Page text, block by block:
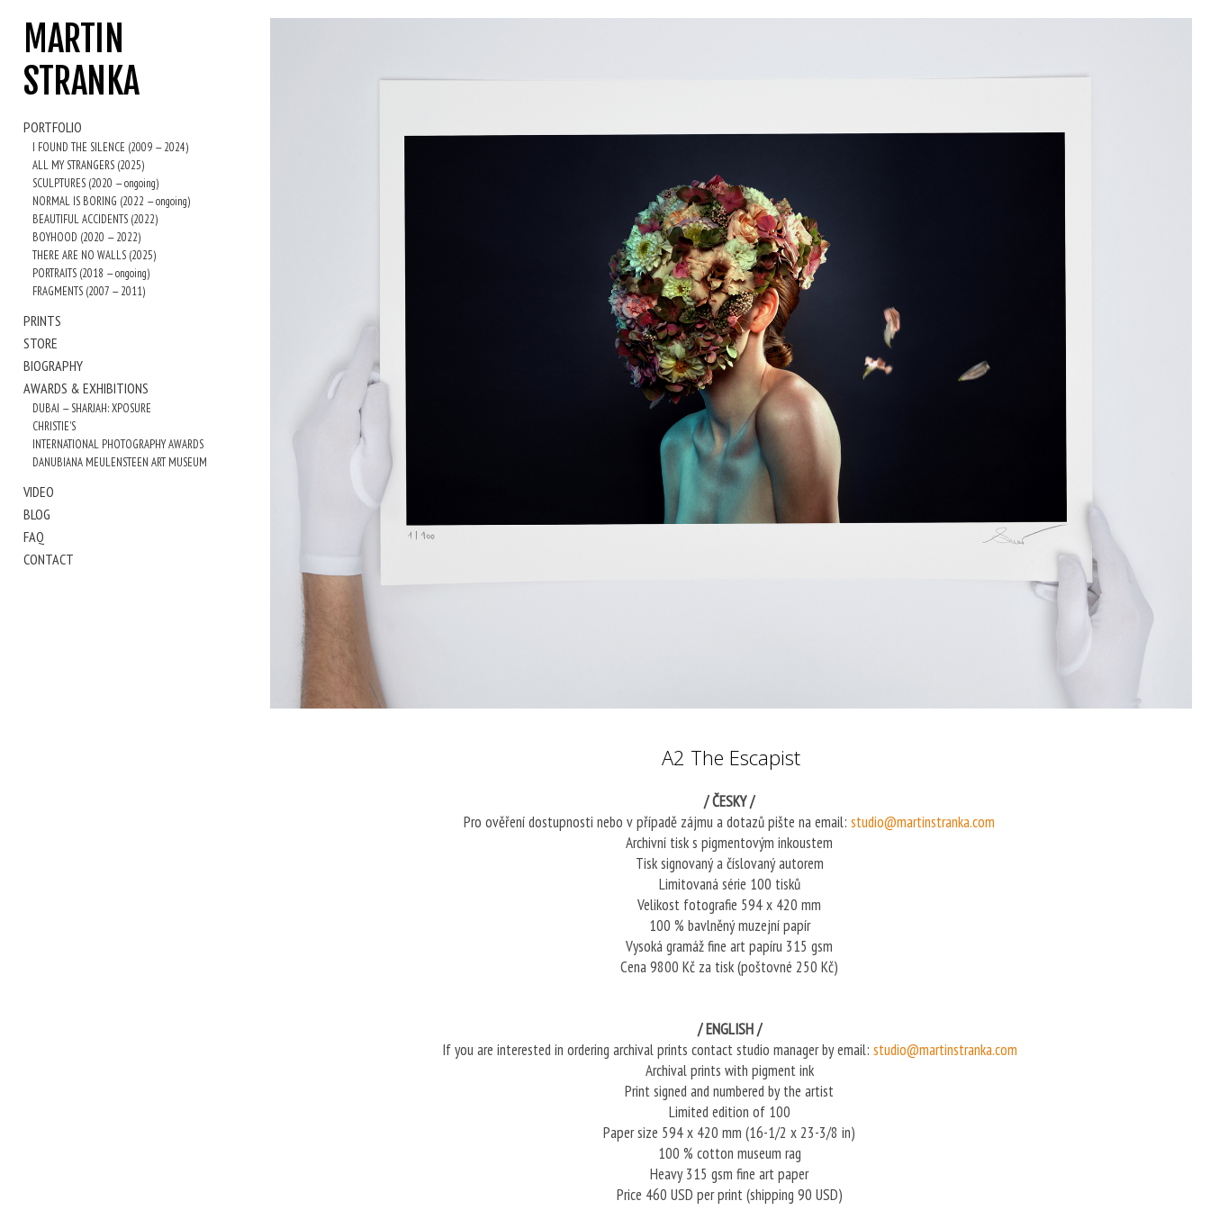
MARTIN
STRANKA
PORTFOLIO
I FOUND THE SILENCE (2009 — 2024)
ALL MY STRANGERS (2025)
SCULPTURES (2020 — ongoing)
NORMAL IS BORING (2022 — ongoing)
BEAUTIFUL ACCIDENTS (2022)
BOYHOOD (2020 — 2022)
THERE ARE NO WALLS (2025)
PORTRAITS (2018 — ongoing)
FRAGMENTS (2007 — 2011)
PRINTS
STORE
BIOGRAPHY
AWARDS & EXHIBITIONS
DUBAI — SHARJAH: XPOSURE
CHRISTIE'S
INTERNATIONAL PHOTOGRAPHY AWARDS
DANUBIANA MEULENSTEEN ART MUSEUM
VIDEO
BLOG
FAQ
CONTACT
A2 The Escapist
/ ČESKY /
Pro ověření dostupnosti nebo v případě zájmu a dotazů pište na email:studio@martinstranka.com
Archivní tisk s pigmentovým inkoustem
Tisk signovaný a číslovaný autorem
Limitovaná série 100 tisků
Velikost fotografie 594 x 420 mm
100 % bavlněný muzejní papír
Vysoká gramáž fine art papíru 315 gsm
Cena 9800 Kč za tisk (poštovné 250 Kč)
/ ENGLISH /
If you are interested in ordering archival prints contact studio manager by email: studio@martinstranka.com
Archival prints with pigment ink
Print signed and numbered by the artist
Limited edition of 100
Paper size 594 x 420 mm (16-1/2 x 23-3/8 in)
100 % cotton museum rag
Heavy 315 gsm fine art paper
Price 460 USD per print (shipping 90 USD)